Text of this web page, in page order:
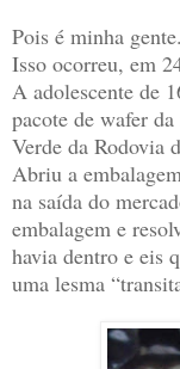
Pois é minha gente.
Isso ocorreu, em
A adolescente de
pacote de wafer
Verde da Rodovia
Abriu a
na saída do
embalagem e
havia dentro e eis
uma lesma